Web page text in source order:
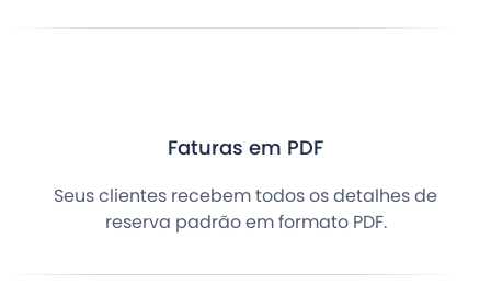
Faturas em PDF
Seus clientes recebem todos os detalhes de
reserva padrão em formato PDF.